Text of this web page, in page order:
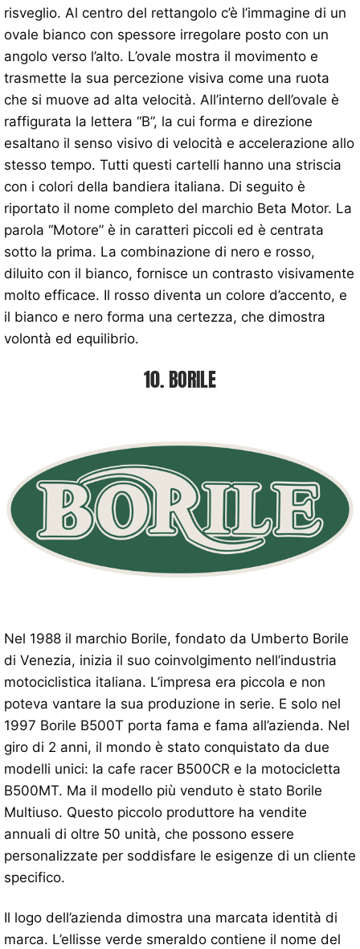
risveglio. Al centro del rettangolo c’è l’immagine di un
ovale bianco con spessore irregolare posto con un
angolo verso l’alto. L’ovale mostra il movimento e
trasmette la sua percezione visiva come una ruota
che si muove ad alta velocità. All’interno dell’ovale è
raffigurata la lettera “B”, la cui forma e direzione
esaltano il senso visivo di velocità e accelerazione allo
stesso tempo. Tutti questi cartelli hanno una striscia
con i colori della bandiera italiana. Di seguito è
riportato il nome completo del marchio Beta Motor. La
parola “Motore” è in caratteri piccoli ed è centrata
sotto la prima. La combinazione di nero e rosso,
diluito con il bianco, fornisce un contrasto visivamente
molto efficace. Il rosso diventa un colore d’accento, e
il bianco e nero forma una certezza, che dimostra
volontà ed equilibrio.
10. BORILE
Nel 1988 il marchio Borile, fondato da Umberto Borile
di Venezia, inizia il suo coinvolgimento nell’industria
motociclistica italiana. L’impresa era piccola e non
poteva vantare la sua produzione in serie. E solo nel
1997 Borile B500T porta fama e fama all’azienda. Nel
giro di 2 anni, il mondo è stato conquistato da due
modelli unici: la cafe racer B500CR e la motocicletta
B500MT. Ma il modello più venduto è stato Borile
Multiuso. Questo piccolo produttore ha vendite
annuali di oltre 50 unità, che possono essere
personalizzate per soddisfare le esigenze di un cliente
specifico.
Il logo dell’azienda dimostra una marcata identità di
marca. L’ellisse verde smeraldo contiene il nome del